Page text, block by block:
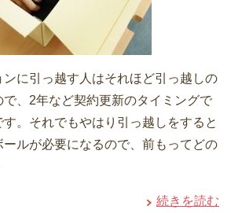
ンに引っ越す人はそれほど引っ越しの
、2年など契約更新のタイミングで
。それでもやはり引っ越しをすると
ルが必要になるので、前もってどの
続きを読む